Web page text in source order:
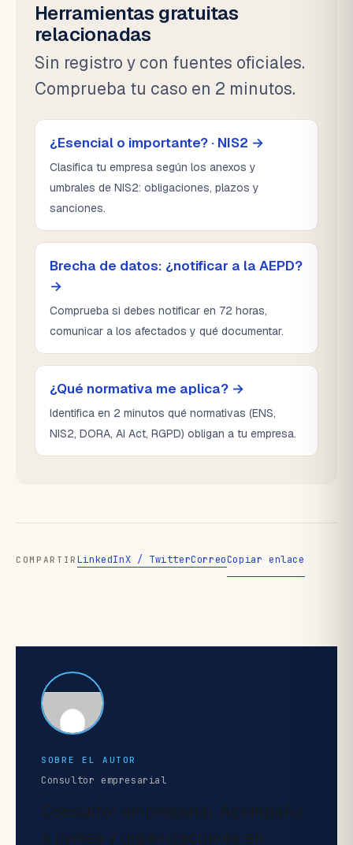
Herramientas gratuitas
relacionadas
Sin registro y con fuentes oficiales.
Comprueba tu caso en 2 minutos.
¿Esencial o importante? · NIS2 →
Clasifica tu empresa según los anexos y
umbrales de NIS2: obligaciones, plazos y
sanciones.
Brecha de datos: ¿notificar a la AEPD?
→
Comprueba si debes notificar en 72 horas,
comunicar a los afectados y qué documentar.
¿Qué normativa me aplica? →
Identifica en 2 minutos qué normativas (ENS,
NIS2, DORA, AI Act, RGPD) obligan a tu empresa.
COMPARTIR LinkedInX / TwitterCorreoCopiar enlace
SOBRE EL AUTOR
Consultor empresarial
Consultor empresarial. Acompaño
a pymes y organizaciones en